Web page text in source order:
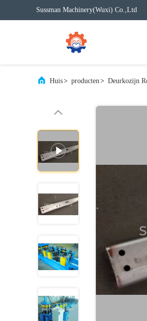
Sussman Machinery(Wuxi) Co.,Ltd
Huis> producten> Deurkozijn